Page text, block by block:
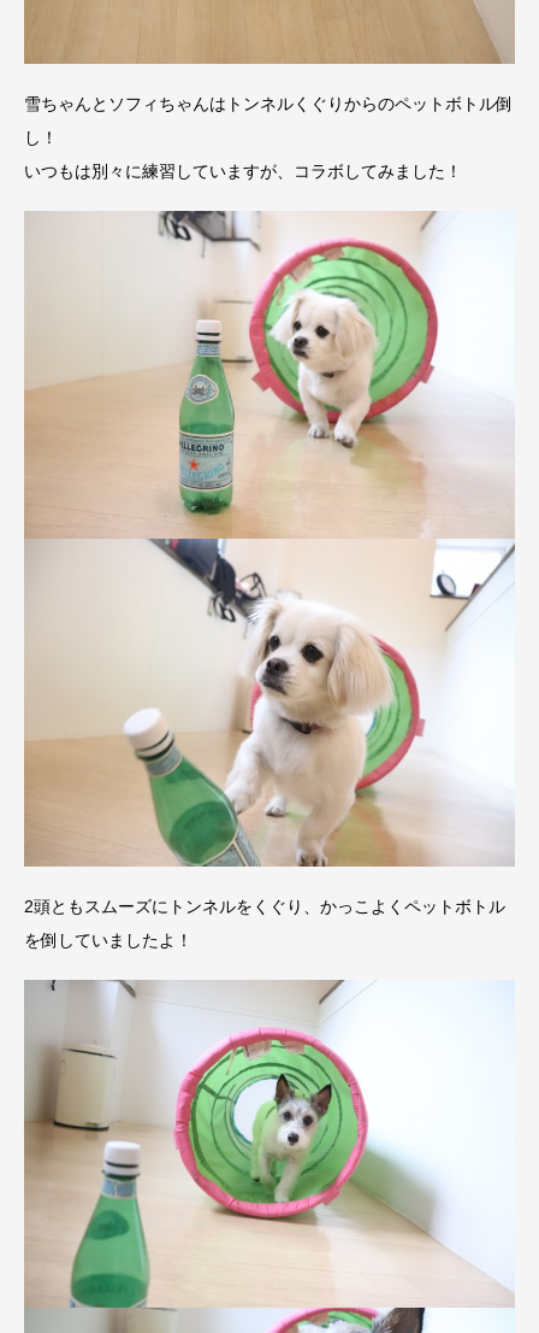
雪ちゃんとソフィちゃんはトンネルくぐりからのペットボトル倒
し！
いつもは別々に練習していますが、コラボしてみました！
2頭ともスムーズにトンネルをくぐり、かっこよくペットボトル
を倒していましたよ！